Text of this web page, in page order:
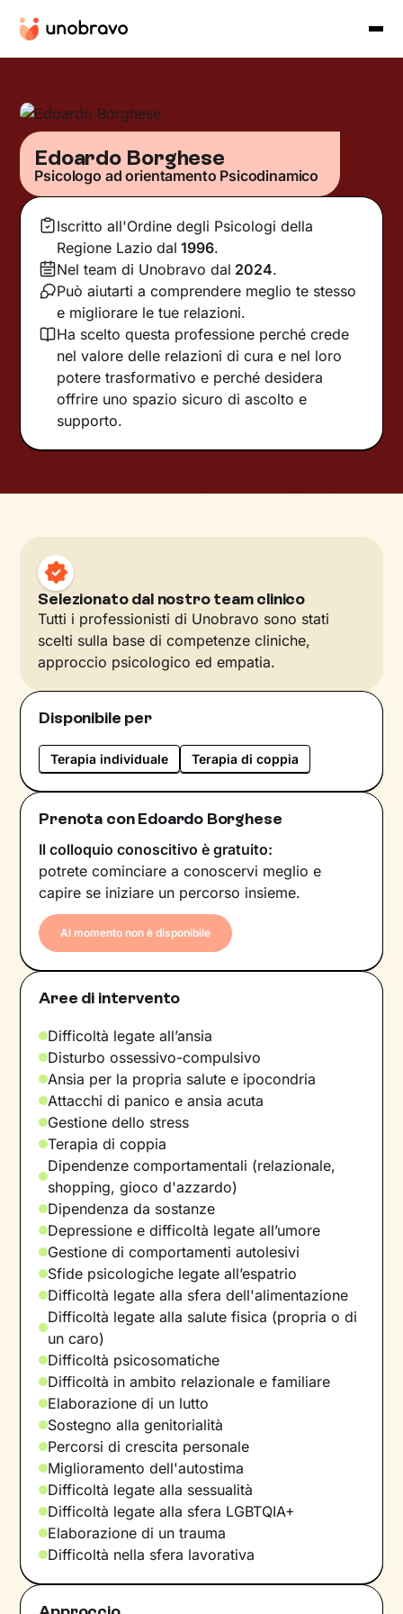
Edoardo Borghese
Psicologo ad orientamento Psicodinamico
Iscritto all'Ordine degli Psicologi della
Regione Lazio dal 1996.
Nel team di Unobravo dal 2024.
Può aiutarti a comprendere meglio te stesso
e migliorare le tue relazioni.
Ha scelto questa professione perché crede
nel valore delle relazioni di cura e nel loro
potere trasformativo e perché desidera
offrire uno spazio sicuro di ascolto e
supporto.
Selezionato dal nostro team clinico
Tutti i professionisti di Unobravo sono stati
scelti sulla base di competenze cliniche,
approccio psicologico ed empatia.
Disponibile per
Terapia individuale Terapia di coppia
Prenota con Edoardo Borghese
Il colloquio conoscitivo è gratuito:
potrete cominciare a conoscervi meglio e
capire se iniziare un percorso insieme.
Al momento non è disponibile
Aree di intervento
Difficoltà legate all’ansia
Disturbo ossessivo-compulsivo
Ansia per la propria salute e ipocondria
Attacchi di panico e ansia acuta
Gestione dello stress
Terapia di coppia
Dipendenze comportamentali (relazionale,
shopping, gioco d'azzardo)
Dipendenza da sostanze
Depressione e difficoltà legate all’umore
Gestione di comportamenti autolesivi
Sfide psicologiche legate all’espatrio
Difficoltà legate alla sfera dell'alimentazione
Difficoltà legate alla salute fisica (propria o di
un caro)
Difficoltà psicosomatiche
Difficoltà in ambito relazionale e familiare
Elaborazione di un lutto
Sostegno alla genitorialità
Percorsi di crescita personale
Miglioramento dell'autostima
Difficoltà legate alla sessualità
Difficoltà legate alla sfera LGBTQIA+
Elaborazione di un trauma
Difficoltà nella sfera lavorativa